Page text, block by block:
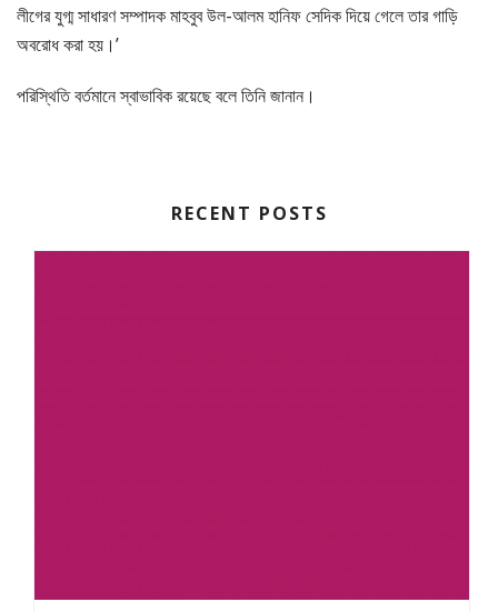
লীগের যুগ্ম সাধারণ সম্পাদক মাহবুব উল-আলম হানিফ সেদিক দিয়ে গেলে তার গাড়ি
অবরোধ করা হয়।’
পরিস্থিতি বর্তমানে স্বাভাবিক রয়েছে বলে তিনি জানান।
RECENT POSTS